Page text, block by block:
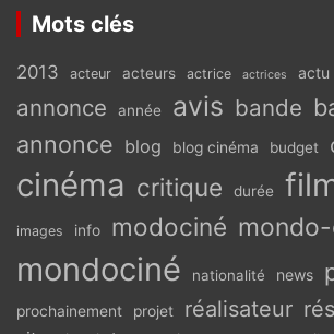
Mots clés
2013 acteur acteurs actrice actrices actu
annonce année avis bande
annonce blog blog cinéma budget
cinéma critique durée
images info modociné
mondociné nationalité news
prochainement projet réalisateur